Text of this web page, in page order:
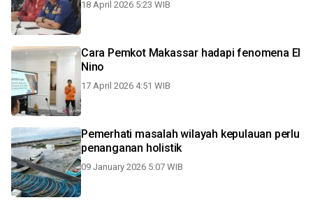
18 April 2026 5:23 WIB
Cara Pemkot Makassar hadapi fenomena El
Nino
17 April 2026 4:51 WIB
Pemerhati masalah wilayah kepulauan perlu
penanganan holistik
09 January 2026 5:07 WIB